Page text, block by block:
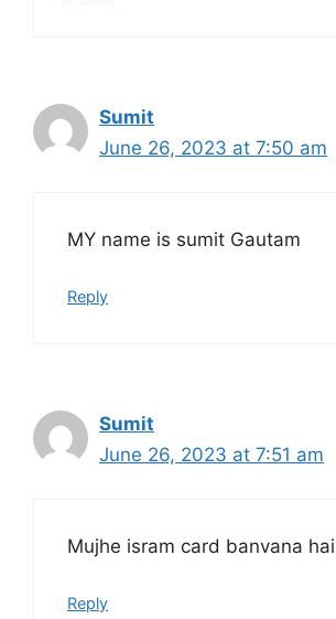
Sumit
June 26, 2023 at 7:50 am
MY name is sumit Gautam
Reply
Sumit
June 26, 2023 at 7:51 am
Mujhe isram card banvana hai
Reply